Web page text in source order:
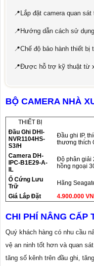
📍Lắp đặt camera quan sát
📍Hướng dẫn cách sử
📍Chế độ bảo hành thiết bị
📍Được hỗ trợ kỹ thuật từ
BỘ CAMERA NHÀ
THIẾT BỊ
Đầu Ghi DHI-
NVR1104HS-
S3/H
Đầu ghi IP,
thương thích
Camera DH-
IPC-B1E29-A-
IL
Độ phân giải
hồng ngoại
Ổ Cứng Lưu
Trữ
Hãng
Giá Lắp Đặt
4.900.000
CHI PHÍ NÂNG CẤP
Quý khách hàng có nhu cầu
vệ an ninh tốt hơn và quan
tăng số kênh trên đầu ghi,